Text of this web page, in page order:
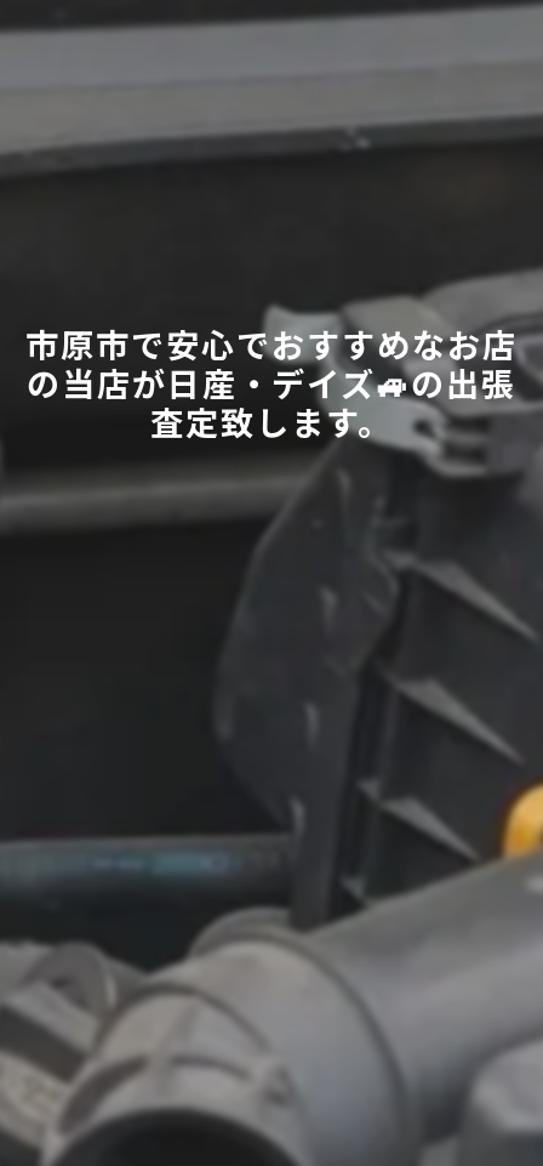
市原市で安心でおすすめなお店
の当店が日産・デイズ🚙の出張
査定致します。